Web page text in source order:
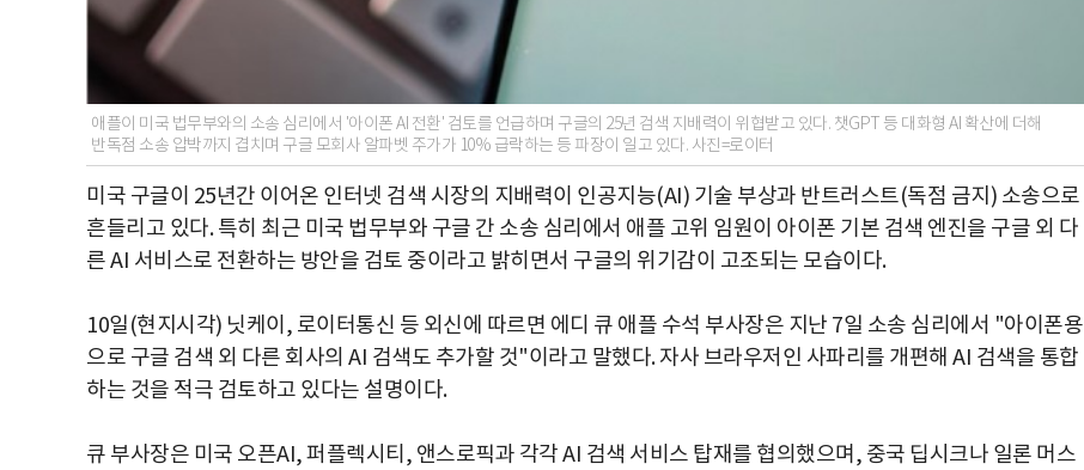
애플이 미국 법무부와의 소송 심리에서 '아이폰 AI 전환' 검토를 언급하며 구글의 25년 검색 지배력이 위협받고 있다. 챗GPT 등 대화형 AI 확산에 더해
반독점 소송 압박까지 겹치며 구글 모회사 알파벳 주가가 10% 급락하는 등 파장이 일고 있다. 사진=로이터
미국 구글이 25년간 이어온 인터넷 검색 시장의 지배력이 인공지능(AI) 기술 부상과 반트러스트(독점 금지) 소송으로
흔들리고 있다. 특히 최근 미국 법무부와 구글 간 소송 심리에서 애플 고위 임원이 아이폰 기본 검색 엔진을 구글 외 다
른 AI 서비스로 전환하는 방안을 검토 중이라고 밝히면서 구글의 위기감이 고조되는 모습이다.
10일(현지시각) 닛케이, 로이터통신 등 외신에 따르면 에디 큐 애플 수석 부사장은 지난 7일 소송 심리에서 "아이폰용
으로 구글 검색 외 다른 회사의 AI 검색도 추가할 것"이라고 말했다. 자사 브라우저인 사파리를 개편해 AI 검색을 통합
하는 것을 적극 검토하고 있다는 설명이다.
큐 부사장은 미국 오픈AI, 퍼플렉시티, 앤스로픽과 각각 AI 검색 서비스 탑재를 협의했으며, 중국 딥시크나 일론 머스